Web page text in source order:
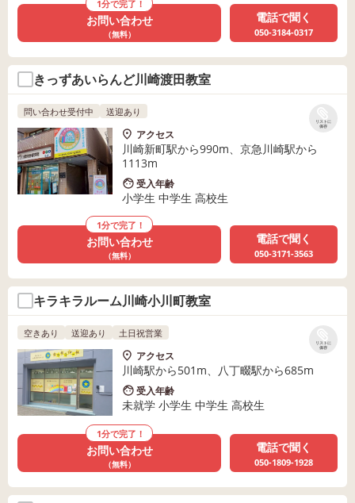
1分で完了！
お問い合わせ
（無料）
電話で聞く
050-3184-0317
きっずあいらんど川崎渡田教室
リストに
保存
問い合わせ受付中 送迎あり
アクセス
川崎新町駅から990m、京急川崎駅から
1113m
受入年齢
小学生 中学生 高校生
1分で完了！
お問い合わせ
（無料）
電話で聞く
050-3171-3563
キラキラルーム川崎小川町教室
リストに
保存
空きあり 送迎あり 土日祝営業
アクセス
川崎駅から501m、八丁畷駅から685m
受入年齢
未就学 小学生 中学生 高校生
1分で完了！
お問い合わせ
（無料）
電話で聞く
050-1809-1928